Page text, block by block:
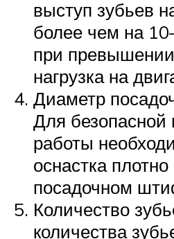
выступ зубьев
более чем на
при
нагрузка на
Диаметр
Для безопасной
работы
оснастка
посадочном
Количество
количества